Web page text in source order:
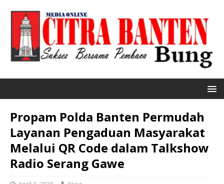
Propam Polda Banten Permudah
Layanan Pengaduan Masyarakat
Melalui QR Code dalam Talkshow
Radio Serang Gawe